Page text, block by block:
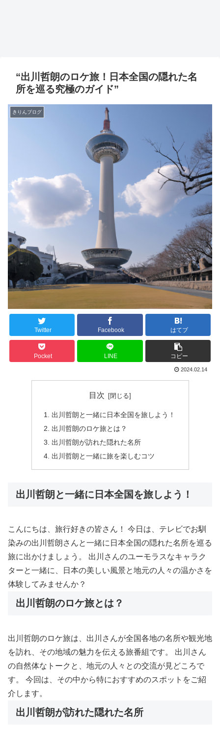
“出川哲朗のロケ旅！日本全国の隠れた名
所を巡る究極のガイド”
きりんブログ
Twitter Facebook はてブ
Pocket LINE コピー
2024.02.14
目次
出川哲朗と一緒に日本全国を旅しよう！
出川哲朗のロケ旅とは？
出川哲朗が訪れた隠れた名所
出川哲朗と一緒に旅を楽しむコツ
出川哲朗と一緒に日本全国を旅しよう！
こんにちは、旅行好きの皆さん！ 今日は、テレビでお馴
染みの出川哲朗さんと一緒に日本全国の隠れた名所を巡る
旅に出かけましょう。 出川さんのユーモラスなキャラク
ターと一緒に、日本の美しい風景と地元の人々の温かさを
体験してみませんか？
出川哲朗のロケ旅とは？
出川哲朗のロケ旅は、出川さんが全国各地の名所や観光地
を訪れ、その地域の魅力を伝える旅番組です。 出川さん
の自然体なトークと、地元の人々との交流が見どころで
す。 今回は、その中から特におすすめのスポットをご紹
介します。
出川哲朗が訪れた隠れた名所